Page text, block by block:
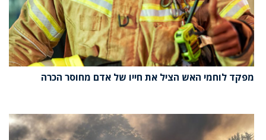
מפקד לוחמי האש הציל את חייו של אדם מחוסר הכרה